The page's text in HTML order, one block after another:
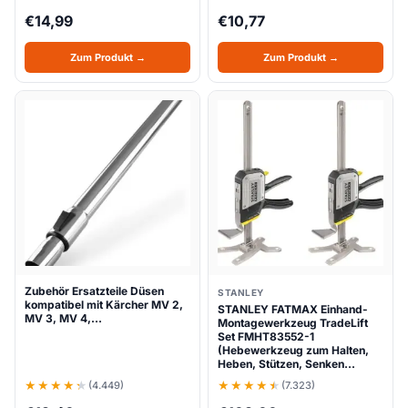
€14,99
Zum Produkt →
€10,77
Zum Produkt →
Zubehör Ersatzteile Düsen
kompatibel mit Kärcher MV 2,
MV 3, MV 4,…
(4.449)
STANLEY
STANLEY FATMAX Einhand-
Montagewerkzeug TradeLift
Set FMHT83552-1
(Hebewerkzeug zum Halten,
Heben, Stützen, Senken…
(7.323)